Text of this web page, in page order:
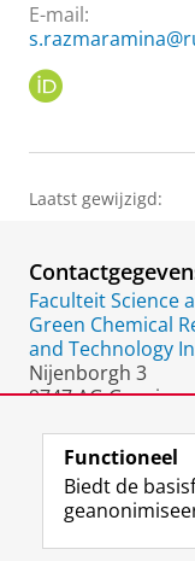
E-mail:
I
Laatst gewijzigd:
Faculteit Science
Green Chemical
and Technology
Nijenborgh 3
9747 AG
Volg
Functioneel
Biedt de